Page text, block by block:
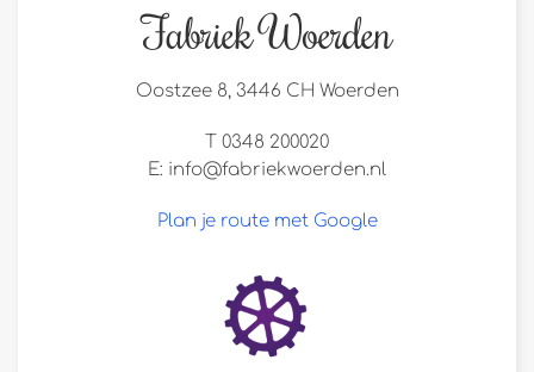
Fabriek Woerden
Oostzee 8, 3446 CH Woerden
T 0348 200020
E: info@fabriekwoerden.nl
Plan je route met Google